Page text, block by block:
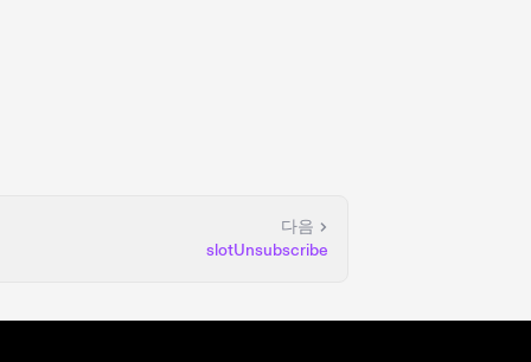
다음
slotUnsubscribe